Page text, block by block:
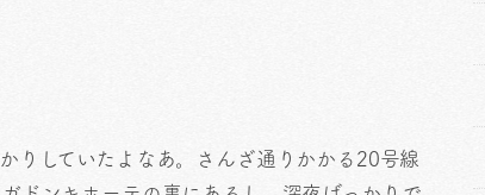
りしていたよなあ。さんざ通りかかる20号線